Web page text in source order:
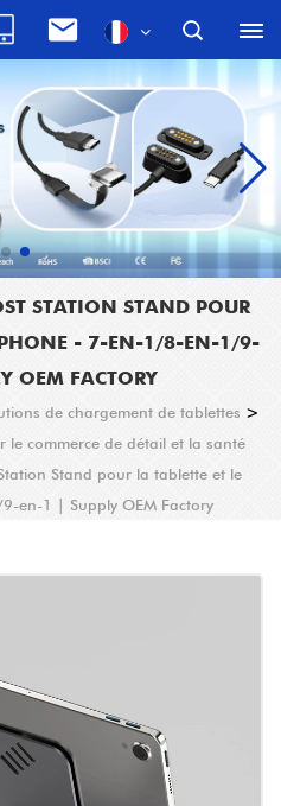
STATION STAND POUR
- 7-EN-1/8-EN-1/9-
OEM FACTORY
de chargement de tablettes >
le commerce de détail et la santé
Stand pour la tablette et le
en-1 | Supply OEM Factory